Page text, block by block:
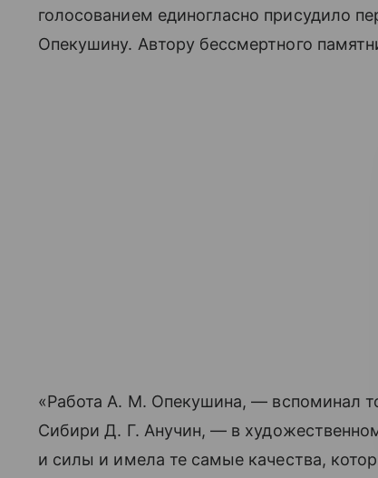
голосованием единогласно присудило
Опекушину. Автору бессмертного
«Работа А. М. Опекушина, — вспоминал
Сибири Д. Г. Анучин, — в
и силы и имела те самые качества,